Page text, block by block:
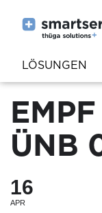
LÖSUNGEN
ÜNB
16
APR